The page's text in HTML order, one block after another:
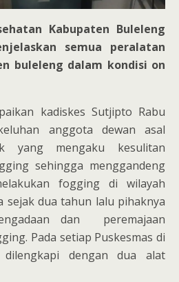
Kabupaten Buleleng
semua peralatan
buleleng dalam kondisi on
kadiskes Sutjipto Rabu
anggota dewan asal
yang mengaku kesulitan
sehingga menggandeng
fogging di wilayah
sejak dua tahun lalu pihaknya
dan peremajaan
Pada setiap Puskesmas di
dilengkapi dengan dua alat